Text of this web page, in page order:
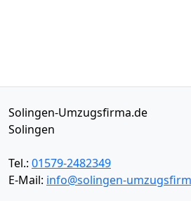
Solingen-Umzugsfirma.de
Solingen
Tel.: 01579-2482349
E-Mail: info@solingen-